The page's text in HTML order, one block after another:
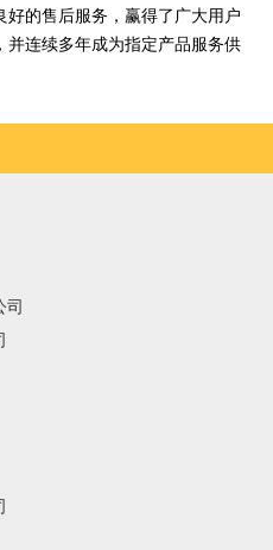
的售后服务，赢得了广大用户
并连续多年成为指定产品服务供